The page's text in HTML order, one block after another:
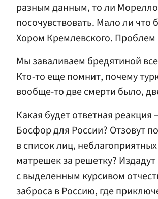
разным данным, то ли
посочувствовать. Мало ли что
Хором Кремлевского.
Мы заваливаем бредятиной
Кто-то еще помнит, почему
вообще-то две смерти было,
Какая будет ответная
Босфор для России? Отзовут
в список лиц,
матрешек за решетку?
с выделенным курсивом
заброса в Россию, где